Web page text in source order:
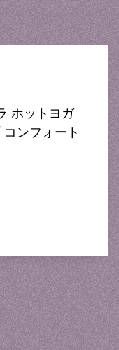
ホットヨガ
ンフォート